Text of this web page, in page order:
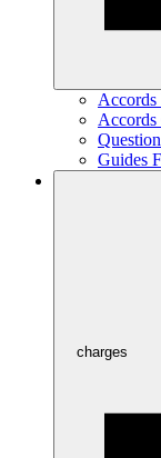
Accords
Accords
Guides
charges